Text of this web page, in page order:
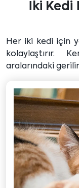
İki
Her iki kedi için
kolaylaştırır.
aralarındaki